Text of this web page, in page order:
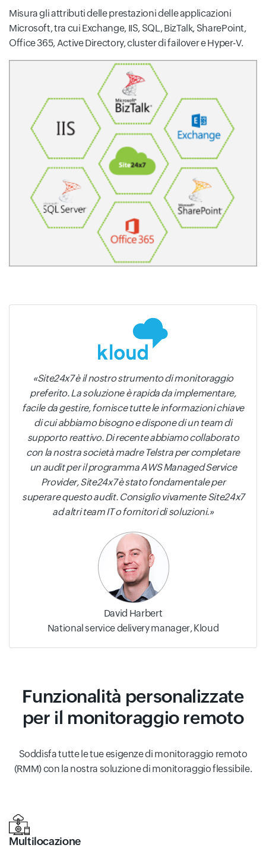
Misura gli attributi delle prestazioni delle applicazioni
Microsoft, tra cui Exchange, IIS, SQL, BizTalk, SharePoint,
Office 365, Active Directory, cluster di failover e Hyper-V.
Site24x7 è il nostro strumento di monitoraggio
preferito. La soluzione è rapida da implementare,
facile da gestire, fornisce tutte le informazioni chiave
di cui abbiamo bisogno e dispone di un team di
supporto reattivo. Di recente abbiamo collaborato
con la nostra società madre Telstra per completare
un audit per il programma AWS Managed Service
Provider, Site24x7 è stato fondamentale per
superare questo audit. Consiglio vivamente Site24x7
ad altri team IT o fornitori di soluzioni.
David Harbert
National service delivery manager, Kloud
Funzionalità personalizzate
per il monitoraggio remoto
Soddisfa tutte le tue esigenze di monitoraggio remoto
(RMM) con la nostra soluzione di monitoraggio flessibile.
Multilocazione